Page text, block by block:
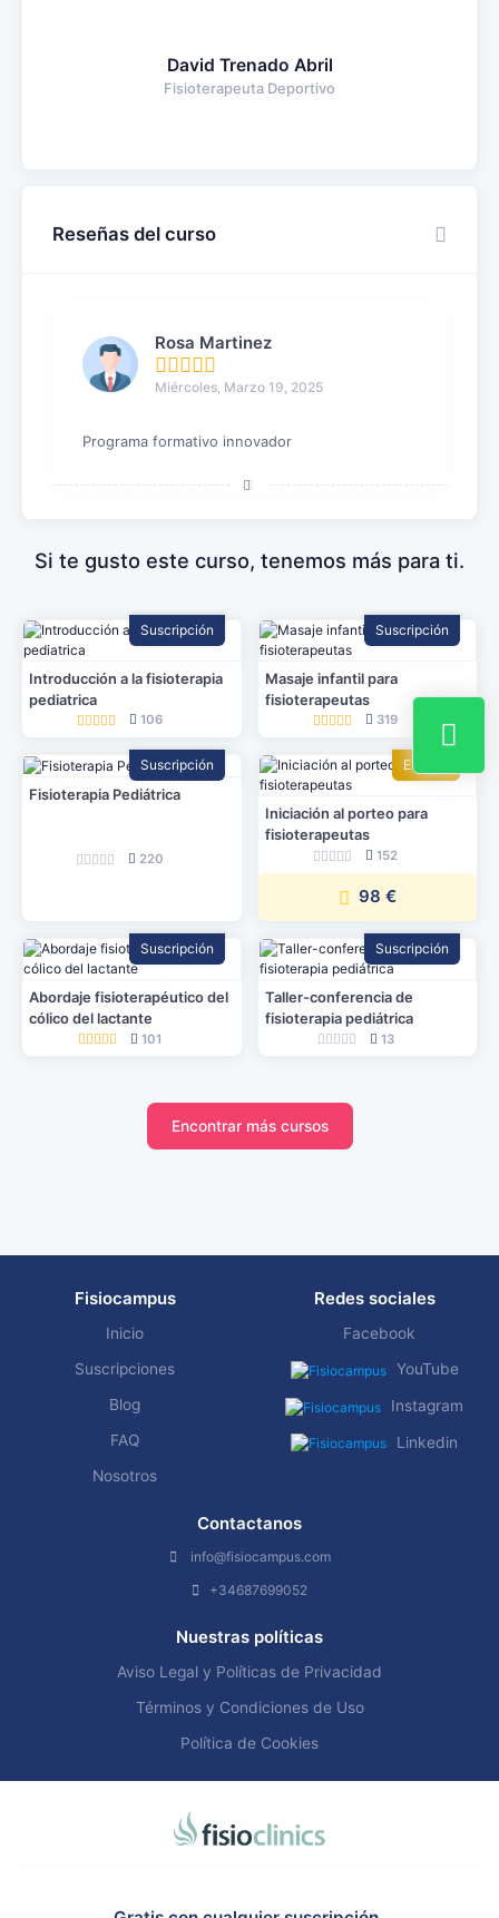
David Trenado Abril
Fisioterapeuta Deportivo
Reseñas del curso
Rosa Martinez
Miércoles, Marzo 19, 2025
Programa formativo innovador
Si te gusto este curso, tenemos más para ti.
Suscripción
Introducción a la fisioterapia
pediatrica
106
Suscripción
Masaje infantil para
fisioterapeutas
319
Suscripción
Fisioterapia Pediátrica
220
Estrella
Iniciación al porteo para
fisioterapeutas
152
98 €
Suscripción
Abordaje fisioterapéutico del
cólico del lactante
101
Suscripción
Taller-conferencia de
fisioterapia pediátrica
13
Encontrar más cursos
Fisiocampus
Inicio
Suscripciones
Blog
FAQ
Nosotros
Redes sociales
Facebook
YouTube
Instagram
Linkedin
Contactanos
info@fisiocampus.com
+34687699052
Nuestras políticas
Aviso Legal y Políticas de Privacidad
Términos y Condiciones de Uso
Política de Cookies